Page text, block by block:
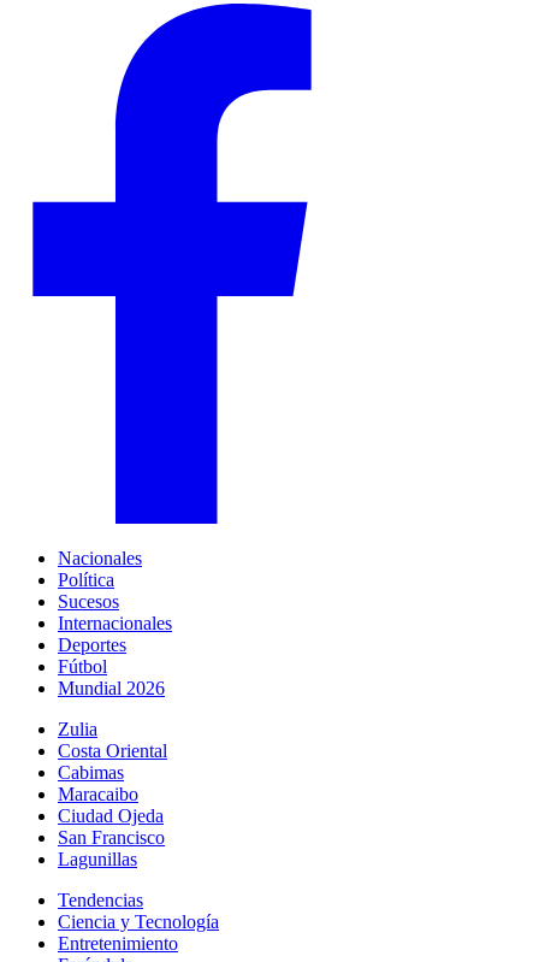
Nacionales
Política
Sucesos
Internacionales
Deportes
Fútbol
Mundial 2026
Zulia
Costa Oriental
Cabimas
Maracaibo
Ciudad Ojeda
San Francisco
Lagunillas
Tendencias
Ciencia y Tecnología
Entretenimiento